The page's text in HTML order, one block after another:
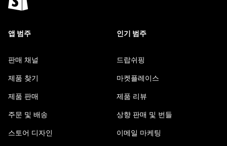
앱 범주
판매 채널
제품 찾기
제품 판매
주문 및 배송
스토어 디자인
인기 범주
드랍쉬핑
마켓플레이스
제품 리뷰
상향 판매 및 번들
이메일 마케팅